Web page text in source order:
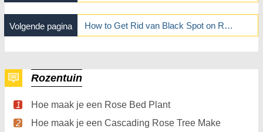
Volgende pagina How to Get Rid van Black Spot on Roses Natuurlijk
Rozentuin
Hoe maak je een Rose Bed Plant
Hoe maak je een Cascading Rose Tree Make